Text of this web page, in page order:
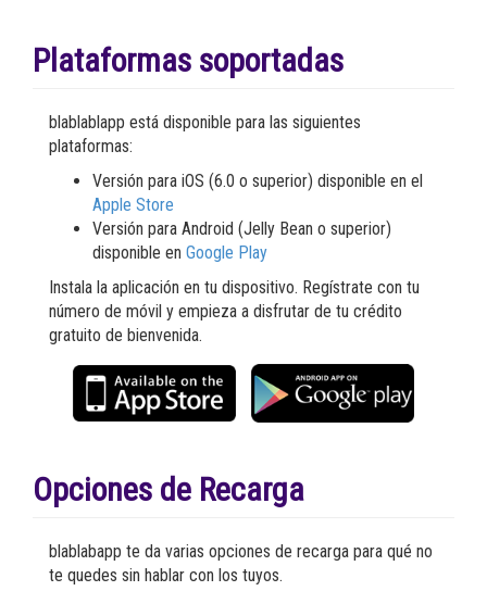
Plataformas soportadas
blablablapp está disponible para las siguientes
plataformas:
Versión para iOS (6.0 o superior) disponible en el
Apple Store
Versión para Android (Jelly Bean o superior)
disponible en Google Play
Instala la aplicación en tu dispositivo. Regístrate con tu
número de móvil y empieza a disfrutar de tu crédito
gratuito de bienvenida.
Opciones de Recarga
blablabapp te da varias opciones de recarga para qué no
te quedes sin hablar con los tuyos.